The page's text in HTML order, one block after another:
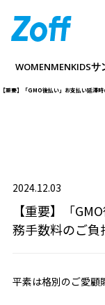
【重要】「GMO後払い」お支払い延滞
WOMENMENKIDSサ
2024.12.03
【重要】「
務手数料のご負
平素は格別のご愛顧